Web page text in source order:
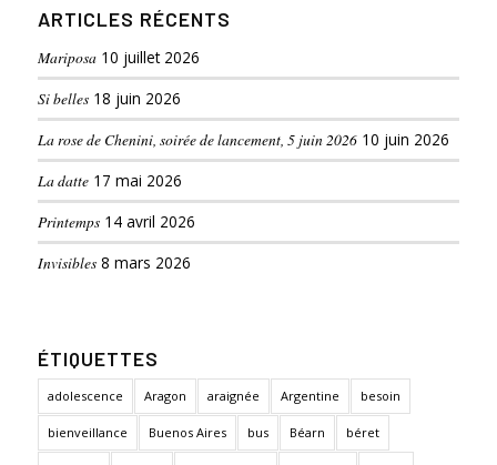
ARTICLES RÉCENTS
Mariposa 10 juillet 2026
Si belles 18 juin 2026
La rose de Chenini, soirée de lancement, 5 juin 2026 10 juin 2026
La datte 17 mai 2026
Printemps 14 avril 2026
Invisibles 8 mars 2026
ÉTIQUETTES
adolescence Aragon araignée Argentine besoin
bienveillance Buenos Aires bus Béarn béret